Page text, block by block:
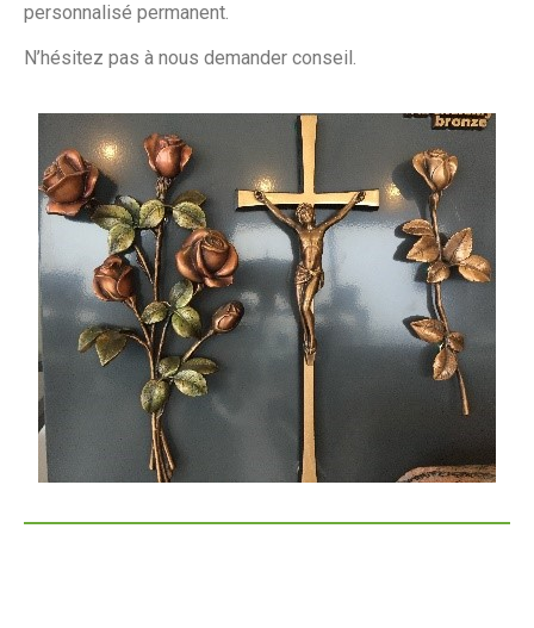
personnalisé permanent.
N’hésitez pas à nous demander conseil.